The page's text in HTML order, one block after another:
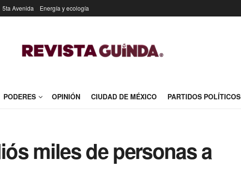
5ta Avenida Energía y ecología
PODERES OPINIÓN CIUDAD DE MÉXICO PARTIDOS POLÍTICOS
miles de personas a